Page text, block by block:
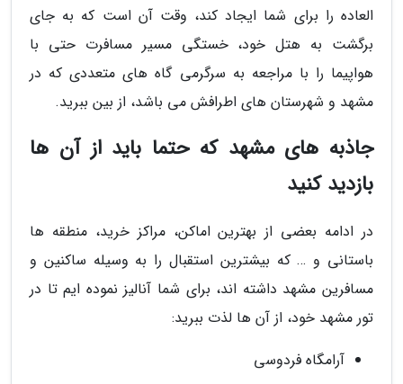
العاده را برای شما ایجاد کند، وقت آن است که به جای
برگشت به هتل خود، خستگی مسیر مسافرت حتی با
هواپیما را با مراجعه به سرگرمی گاه های متعددی که در
مشهد و شهرستان های اطرافش می باشد، از بین ببرید.
جاذبه های مشهد که حتما باید از آن ها
بازدید کنید
در ادامه بعضی از بهترین اماکن، مراکز خرید، منطقه ها
باستانی و … که بیشترین استقبال را به وسیله ساکنین و
مسافرین مشهد داشته اند، برای شما آنالیز نموده ایم تا در
تور مشهد خود، از آن ها لذت ببرید:
آرامگاه فردوسی